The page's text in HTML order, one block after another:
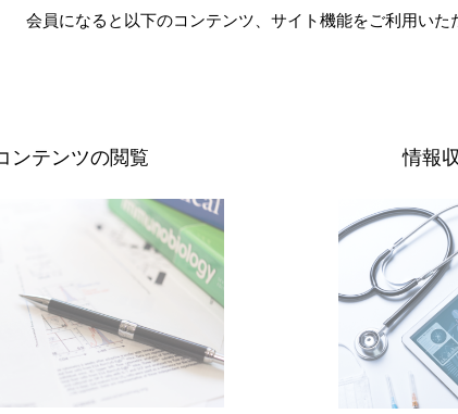
製品のよくある質問はこちら
添付文書改訂等 包装(パッケー
・100mg 使用上の注意改訂のお知らせ（2023年8月）
・100mg 使用上の注意改訂のお知らせ（2021年10月）
会員になると以下のコンテンツ、サイト機能をご利用いた
ンテンツの閲覧 情報